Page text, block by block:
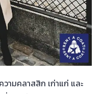
ามคลาสสิก เก่าแก่ และ